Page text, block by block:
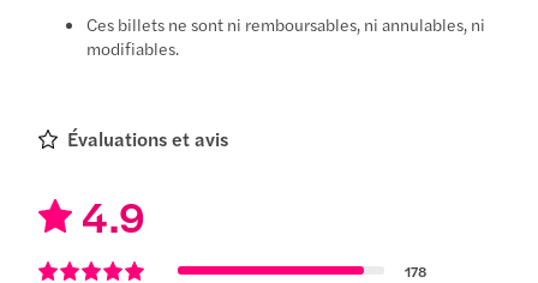
Ces billets ne sont ni remboursables, ni annulables, ni
modifiables.
Évaluations et avis
4.9
178